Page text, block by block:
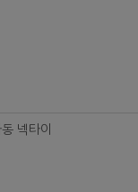
넥타이